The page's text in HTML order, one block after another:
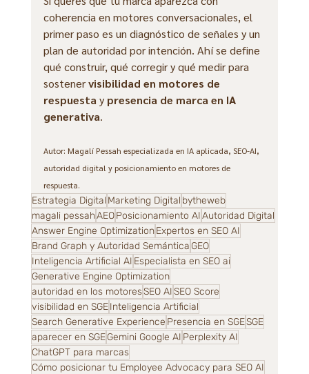
coherencia en motores conversacionales, el
primer paso es un diagnóstico de señales y un
plan de autoridad por intención. Ahí se define
qué construir, qué corregir y qué medir para
sostener visibilidad en motores de
respuesta y presencia de marca en IA
generativa.
Autor: Magalí Pessah especializada en IA aplicada, SEO-AI,
autoridad digital y posicionamiento en motores de
respuesta.
Estrategia Digital Marketing Digital bytheweb
magali pessahAEOPosicionamiento AIAutoridad Digital
Answer Engine OptimizationExpertos en SEO AI
Brand Graph y Autoridad Semántica GEO
Inteligencia Artificial AI Especialista en SEO ai
Generative Engine Optimization
autoridad en los motoresSEO AISEO Score
visibilidad en SGEInteligencia Artificial
Search Generative Experience Presencia en SGESGE
aparecer en SGEGemini Google AI Perplexity AI
ChatGPT para marcas
Cómo posicionar tu Employee Advocacy para SEO AI